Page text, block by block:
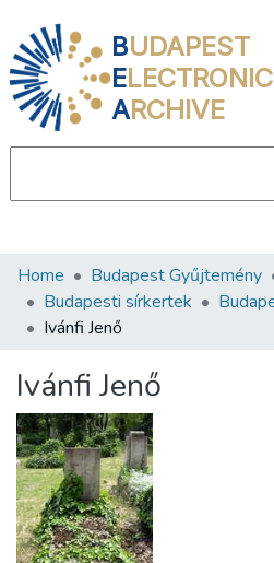
BUDAPEST
ELECTRONIC
ARCHIVE
Communities & Collections
All of DSpace
About us
Home Budapest Gyűjtemény
Budapesti sírkertek
Ivánfi Jenő
Ivánfi Jenő